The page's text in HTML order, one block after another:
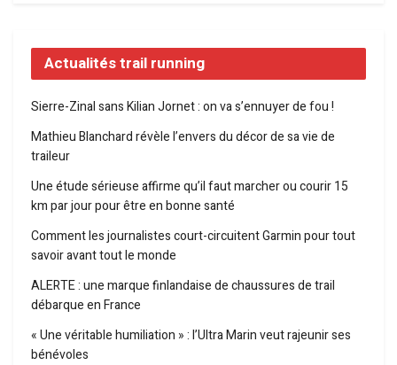
Actualités trail running
Sierre-Zinal sans Kilian Jornet : on va s’ennuyer de fou !
Mathieu Blanchard révèle l’envers du décor de sa vie de
traileur
Une étude sérieuse affirme qu’il faut marcher ou courir 15
km par jour pour être en bonne santé
Comment les journalistes court-circuitent Garmin pour tout
savoir avant tout le monde
ALERTE : une marque finlandaise de chaussures de trail
débarque en France
« Une véritable humiliation » : l’Ultra Marin veut rajeunir ses
bénévoles